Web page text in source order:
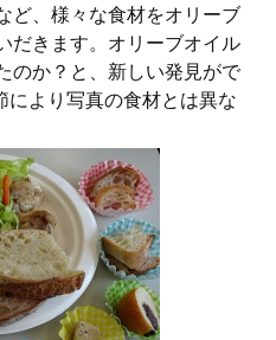
ど、様々な食材をオリーブ
だきます。オリーブオイル
のか？と、新しい発見がで
より写真の食材とは異な